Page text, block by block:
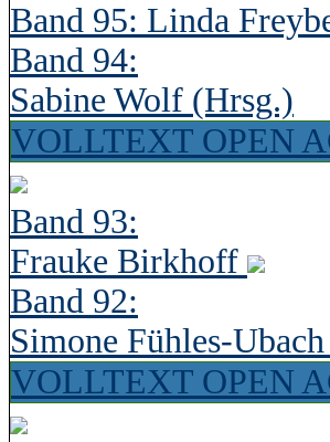
Band 95: Linda
Band 94:
Sabine Wolf (Hrsg.)
VOLLTEXT OPEN
Band 93:
Frauke Birkhoff
Band 92:
Simone Fühles-Ubach
VOLLTEXT OPEN